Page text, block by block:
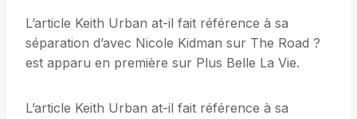
L’article Keith Urban at-il fait référence à sa
séparation d’avec Nicole Kidman sur The Road ?
est apparu en première sur Plus Belle La Vie.
L’article Keith Urban at-il fait référence à sa